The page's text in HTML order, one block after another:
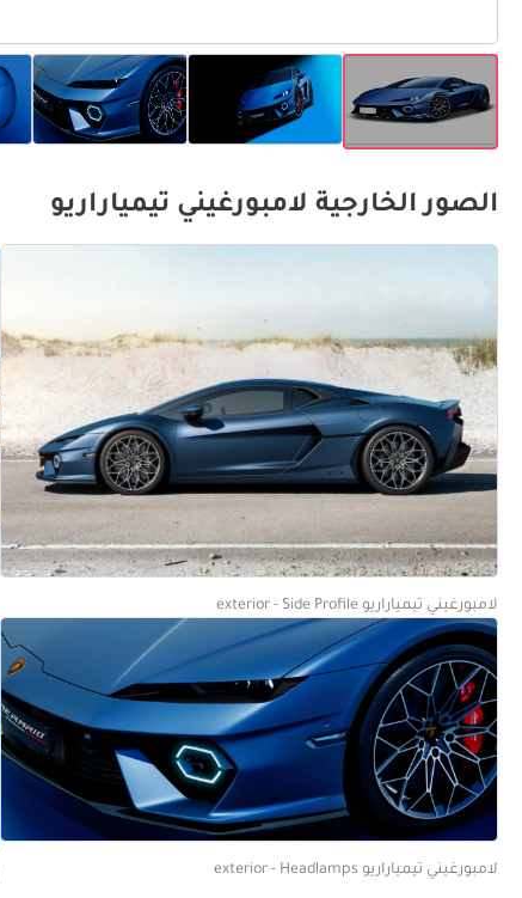
الصور الخارجية لامبورغيني تيمياراريو
لامبورغيني تيمياراريو exterior - Side Profile
لامبورغيني تيمياراريو exterior - Headlamps